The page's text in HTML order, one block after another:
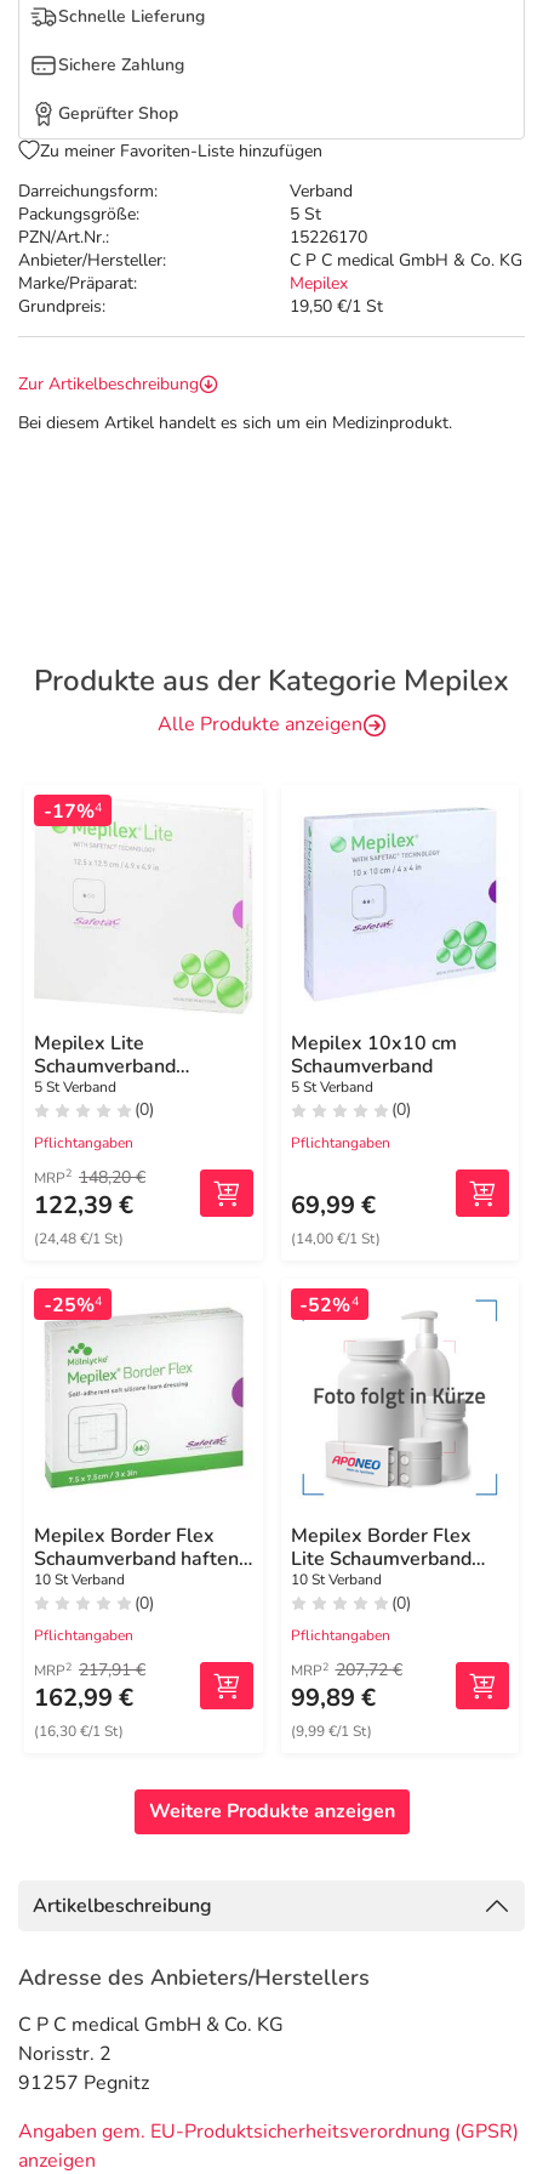
Tierapotheke
Vitamine & Mineralstoffe
Marken
Salus Deals
Darreichungsform:
Verband
Packungsgröße:
5 St
PZN/Art.Nr.:
15226170
Anbieter/Hersteller:
C P C medical GmbH & Co. KG
Marke/Präparat:
Mepilex
Grundpreis:
19,50 €/1 St
Schnelle Lieferung
Sichere Zahlung
Geprüfter Shop
Zu meiner Favoriten-Liste hinzufügen
Zur Artikelbeschreibung
Bei diesem Artikel handelt es sich um ein Medizinprodukt.
Produkte aus der Kategorie Mepilex
Alle Produkte anzeigen
-17%4
Mepilex Lite
Schaumverband
12,5x12,5cm steril
5 St Verband
(0)
Pflichtangaben
MRP2 148,20 €
122,39 €
(24,48 €/1 St)
Mepilex 10x10 cm
Schaumverband
5 St Verband
(0)
Pflichtangaben
69,99 €
(14,00 €/1 St)
-25%4
Mepilex Border Flex
Schaumverband haftend
7,5x7,5 cm
10 St Verband
(0)
Pflichtangaben
MRP2 217,91 €
162,99 €
(16,30 €/1 St)
-52%4
Mepilex Border Flex
Lite Schaumverband
10x10 cm
10 St Verband
(0)
Pflichtangaben
MRP2 207,72 €
99,89 €
(9,99 €/1 St)
Weitere Produkte anzeigen
Artikelbeschreibung
Adresse des Anbieters/Herstellers
C P C medical GmbH & Co. KG
Norisstr. 2
91257 Pegnitz
Angaben gem. EU-Produktsicherheitsverordnung (GPSR)
anzeigen